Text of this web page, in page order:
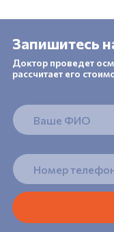
Запишитесь
Доктор проведет
рассчитает его